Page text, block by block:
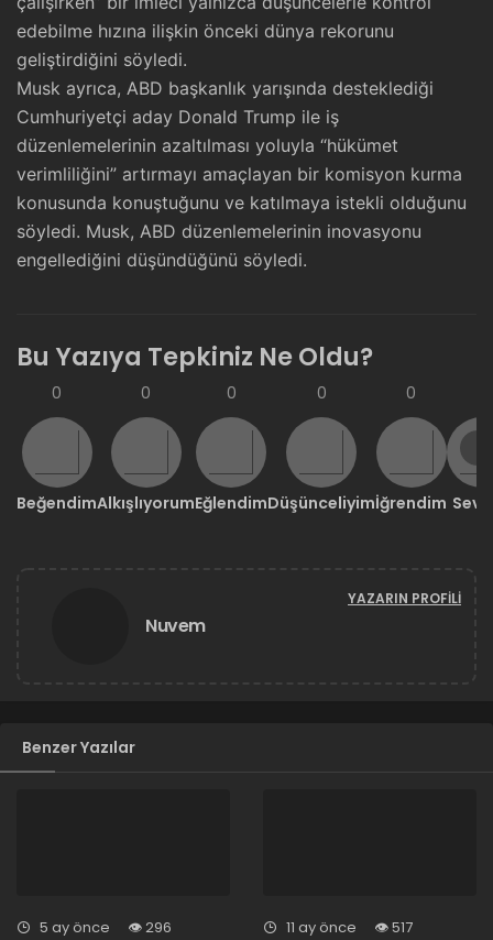
edebilme hızına ilişkin önceki dünya rekorunu
geliştirdiğini söyledi.
Musk ayrıca, ABD başkanlık yarışında desteklediği
Cumhuriyetçi aday Donald Trump ile iş
düzenlemelerinin azaltılması yoluyla “hükümet
verimliliğini” artırmayı amaçlayan bir komisyon kurma
konusunda konuştuğunu ve katılmaya istekli olduğunu
söyledi. Musk, ABD düzenlemelerinin inovasyonu
engellediğini düşündüğünü söyledi.
Bu Yazıya Tepkiniz Ne Oldu?
0
Beğendim
0
Alkışlıyorum
0
Eğlendim
0
Düşünceliyim
0
İğrendim
Nuvem
YAZARIN PROFILI
Benzer Yazılar
5 ay önce 296 11 ay önce 517